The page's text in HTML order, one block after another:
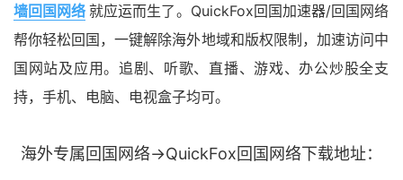
墙回国网络 就应运而生了。QuickFox回国加速器/回国网络
帮你轻松回国，一键解除海外地域和版权限制，加速访问中
国网站及应用。追剧、听歌、直播、游戏、办公炒股全支
持，手机、电脑、电视盒子均可。
海外专属回国网络→QuickFox回国网络下载地址：